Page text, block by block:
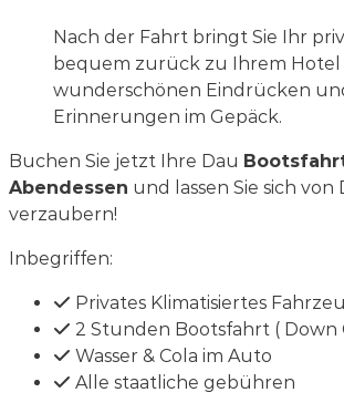
Nach der Fahrt bringt Sie Ihr
bequem zurück zu Ihrem Hotel
wunderschönen Eindrücken
Erinnerungen im Gepäck.
Buchen Sie jetzt Ihre Dau
Abendessen und lassen Sie sich von
verzaubern!
Inbegriffen:
Privates Klimatisiertes
2 Stunden Bootsfahrt ( Down
Wasser & Cola im Auto
Alle staatliche gebühren